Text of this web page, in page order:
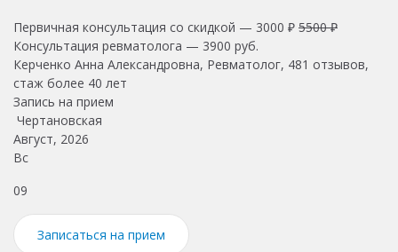
Первичная консультация со скидкой — 3000 ₽ 5500 ₽
Консультация ревматолога — 3900 руб.
Керченко Анна Александровна, Ревматолог, 481 отзывов,
стаж более 40 лет
Запись на прием
Чертановская
Август, 2026
Вс
09
Записаться на прием